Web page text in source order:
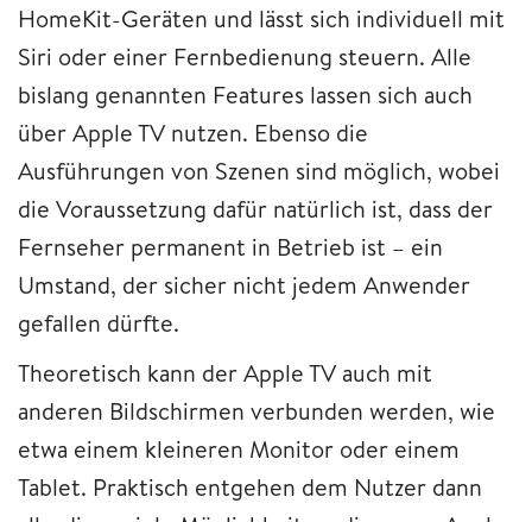
HomeKit-Geräten und lässt sich individuell mit
Siri oder einer Fernbedienung steuern. Alle
bislang genannten Features lassen sich auch
über Apple TV nutzen. Ebenso die
Ausführungen von Szenen sind möglich, wobei
die Voraussetzung dafür natürlich ist, dass der
Fernseher permanent in Betrieb ist – ein
Umstand, der sicher nicht jedem Anwender
gefallen dürfte.
Theoretisch kann der Apple TV auch mit
anderen Bildschirmen verbunden werden, wie
etwa einem kleineren Monitor oder einem
Tablet. Praktisch entgehen dem Nutzer dann